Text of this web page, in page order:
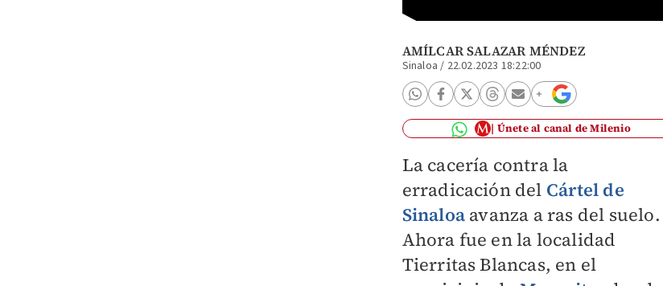
AMÍLCAR SALAZAR MÉNDEZ
Sinaloa / 22.02.2023 18:22:00
Únete al canal de Milenio
La cacería contra la
erradicación del Cártel de
Sinaloaavanza a ras del suelo.
Ahora fue en la localidad
Tierritas Blancas, en el